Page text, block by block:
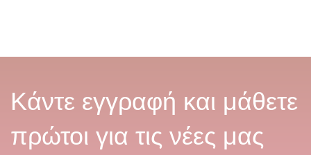
Κάντε εγγραφή και μάθετε
πρώτοι για τις νέες μας